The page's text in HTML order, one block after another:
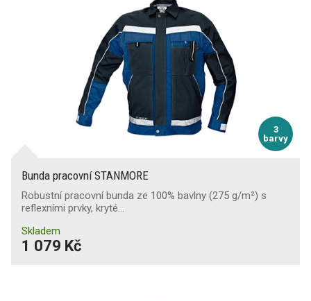
3
barvy
Bunda pracovní STANMORE
Robustní pracovní bunda ze 100% bavlny (275 g/m²) s
reflexními prvky, kryté…
Skladem
1 079 Kč